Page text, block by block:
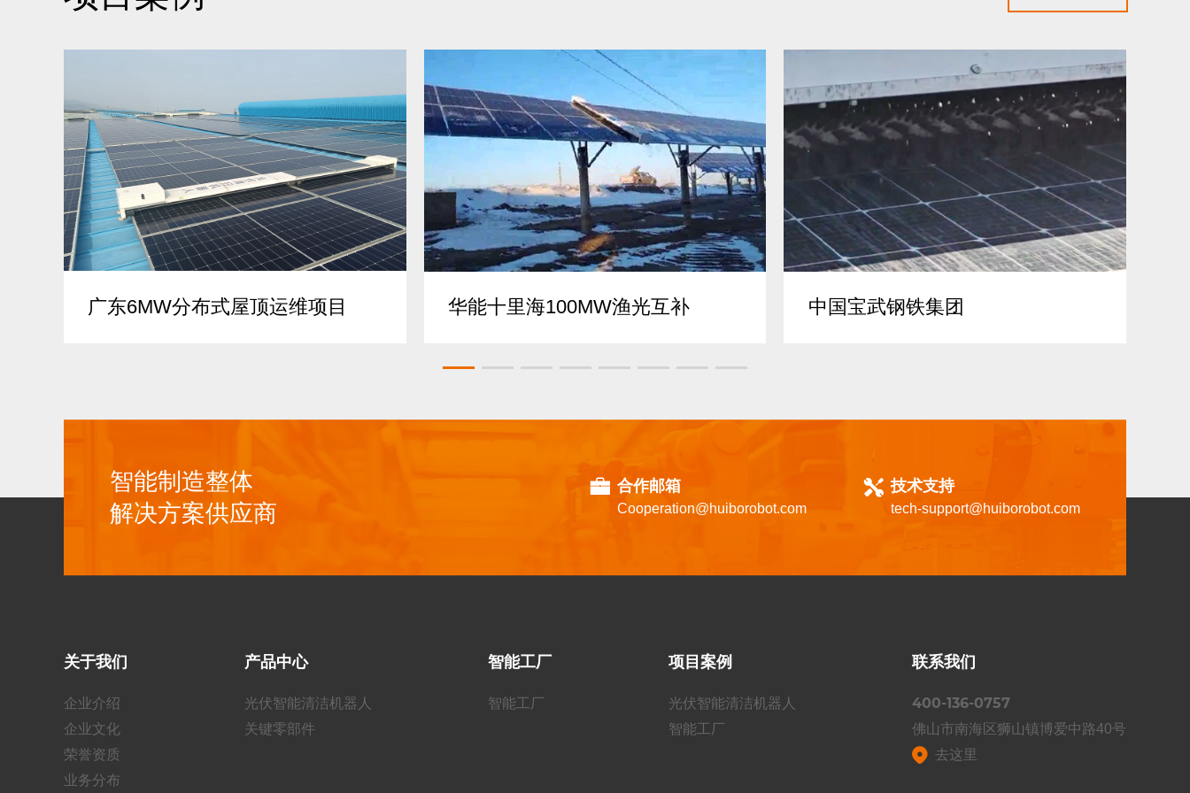
广东6MW分布式屋顶运维项目 华能十里海100MW渔光互补 中国宝武钢铁集团
智能制造整体
解决方案供应商
合作邮箱
Cooperation@huiborobot.com
技术支持
tech-support@huiborobot.com
关于我们
企业介绍
企业文化
荣誉资质
业务分布
产品中心
光伏智能清洁机器人
关键零部件
智能工厂
智能工厂
项目案例
光伏智能清洁机器人
智能工厂
联系我们
400-136-0757
佛山市南海区狮山镇博爱中路40号
去这里